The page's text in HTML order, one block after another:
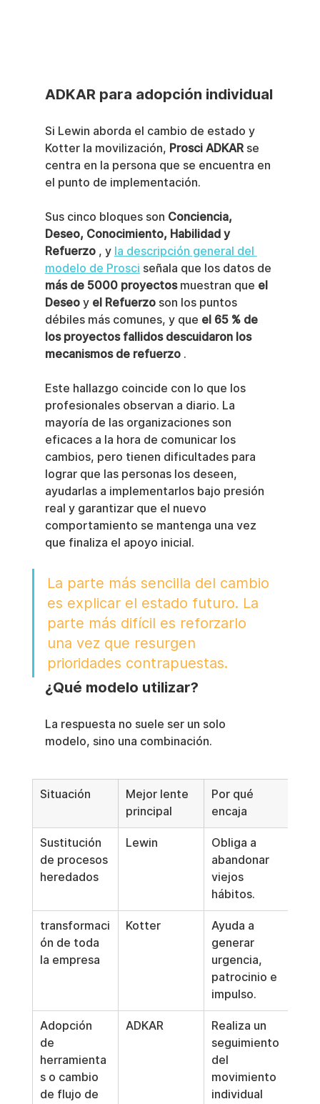
ADKAR para adopción individual
Si Lewin aborda el cambio de estado y
Kotter la movilización, Prosci ADKAR se
centra en la persona que se encuentra en
el punto de implementación.
Sus cinco bloques son Conciencia,
Deseo, Conocimiento, Habilidad y
Refuerzo , y la descripción general del
modelo de Prosci señala que los datos de
más de 5000 proyectos muestran que el
Deseo y el Refuerzo son los puntos
débiles más comunes, y que el 65 % de
los proyectos fallidos descuidaron los
mecanismos de refuerzo .
Este hallazgo coincide con lo que los
profesionales observan a diario. La
mayoría de las organizaciones son
eficaces a la hora de comunicar los
cambios, pero tienen dificultades para
lograr que las personas los deseen,
ayudarlas a implementarlos bajo presión
real y garantizar que el nuevo
comportamiento se mantenga una vez
que finaliza el apoyo inicial.
La parte más sencilla del cambio
es explicar el estado futuro. La
parte más difícil es reforzarlo
una vez que resurgen
prioridades contrapuestas.
¿Qué modelo utilizar?
La respuesta no suele ser un solo
modelo, sino una combinación.
Situación
Mejor lente
principal
Por qué
encaja
Sustitución
de procesos
heredados
Lewin
Obliga a
abandonar
viejos
hábitos.
transformaci
ón de toda
la empresa
Kotter
Ayuda a
generar
urgencia,
patrocinio e
impulso.
Adopción
de
herramienta
s o cambio
de flujo de
ADKAR
Realiza un
seguimiento
del
movimiento
individual